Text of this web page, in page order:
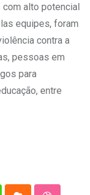
alto potencial
equipes, foram
contra a
pessoas em
para
entre